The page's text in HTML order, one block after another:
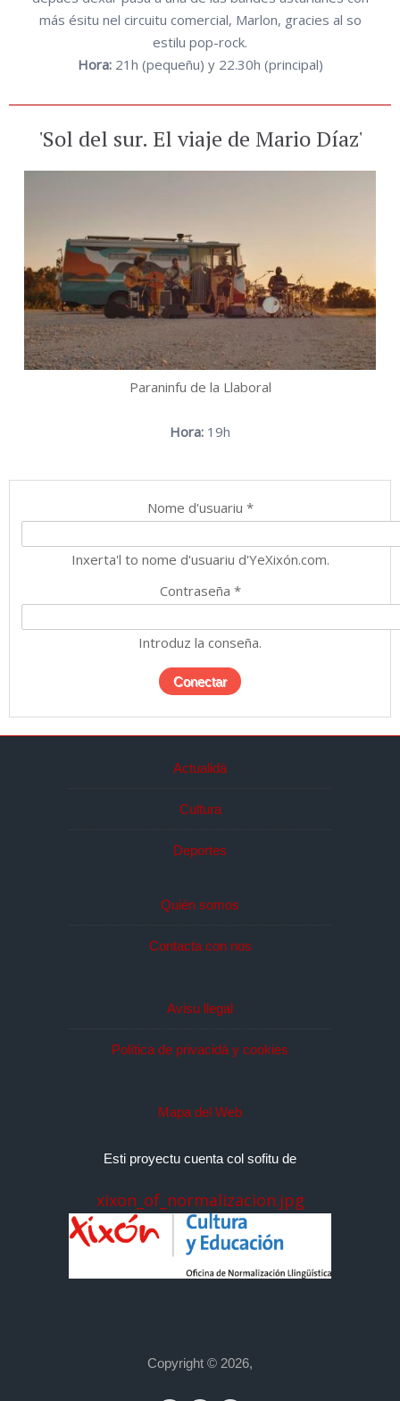
más ésitu nel circuitu comercial, Marlon, gracies al so
estilu pop-rock.
Hora:21h (pequeñu) y 22.30h (principal)
'Sol del sur. El viaje de Mario Díaz'
Paraninfu de la Llaboral
Hora: 19h
Nome d'usuariu *
Inxerta'l to nome d'usuariu d'YeXixón.com.
Contraseña *
Introduz la conseña.
Actualidá
Cultura
Deportes
Quién somos
Contacta con nos
Avisu llegal
Política de privacidá y cookies
Mapa del Web
Esti proyectu cuenta col sofitu de
xixon_of_normalizacion.jpg
Copyright © 2026,